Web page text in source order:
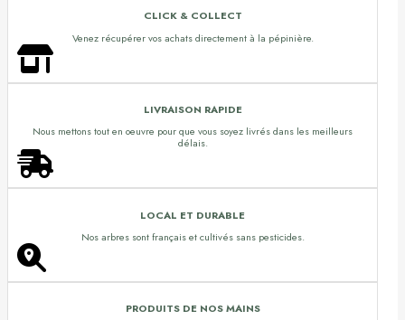
CLICK & COLLECT
Venez récupérer vos achats directement à la pépinière.
LIVRAISON RAPIDE
Nous mettons tout en oeuvre pour que vous soyez livrés dans les meilleurs
délais.
LOCAL ET DURABLE
Nos arbres sont français et cultivés sans pesticides.
PRODUITS DE NOS MAINS